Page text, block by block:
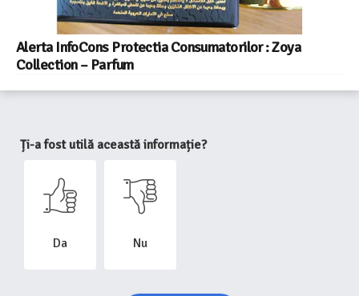
Alerta InfoCons Protectia Consumatorilor : Zoya
Collection – Parfum
Ți-a fost utilă această informație?
Da Nu